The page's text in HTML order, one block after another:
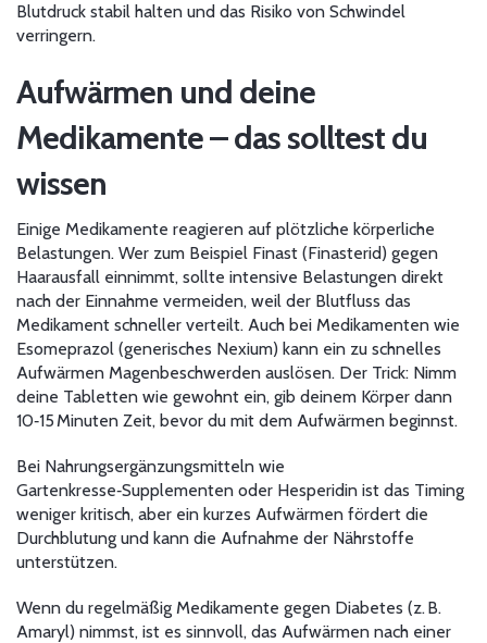
Blutdruck stabil halten und das Risiko von Schwindel
verringern.
Aufwärmen und deine
Medikamente – das solltest du
wissen
Einige Medikamente reagieren auf plötzliche körperliche
Belastungen. Wer zum Beispiel Finast (Finasterid) gegen
Haarausfall einnimmt, sollte intensive Belastungen direkt
nach der Einnahme vermeiden, weil der Blutfluss das
Medikament schneller verteilt. Auch bei Medikamenten wie
Esomeprazol (generisches Nexium) kann ein zu schnelles
Aufwärmen Magenbeschwerden auslösen. Der Trick: Nimm
deine Tabletten wie gewohnt ein, gib deinem Körper dann
10‑15 Minuten Zeit, bevor du mit dem Aufwärmen beginnst.
Bei Nahrungsergänzungsmitteln wie
Gartenkresse‑Supplementen oder Hesperidin ist das Timing
weniger kritisch, aber ein kurzes Aufwärmen fördert die
Durchblutung und kann die Aufnahme der Nährstoffe
unterstützen.
Wenn du regelmäßig Medikamente gegen Diabetes (z. B.
Amaryl) nimmst, ist es sinnvoll, das Aufwärmen nach einer